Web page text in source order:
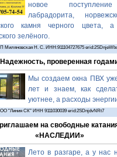
новое
лабрадорита,
камня черного цвета, а
зелёного.
Миляновская Н. С. ИНН:911104727675
Надежность, проверенная
Мы создаем окна ПВХ
лет и знаем, как
уютнее, а расходы
"Линия СК" ИНН 9111030039 erid:2SDnjdvNRt7
на свободные
«НАСЛЕДИИ»
Лето в разгаре, а у нас